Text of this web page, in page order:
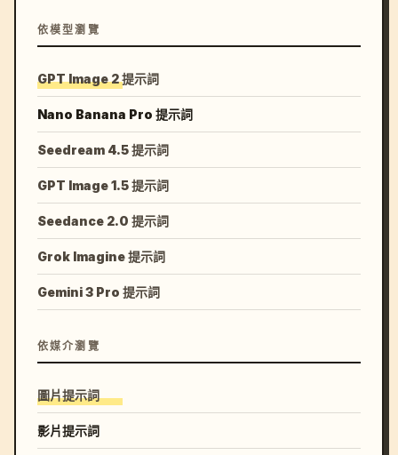
依模型瀏覽
GPT Image 2 提示詞
Nano Banana Pro 提示詞
Seedream 4.5 提示詞
GPT Image 1.5 提示詞
Seedance 2.0 提示詞
Grok Imagine 提示詞
Gemini 3 Pro 提示詞
依媒介瀏覽
圖片提示詞
影片提示詞